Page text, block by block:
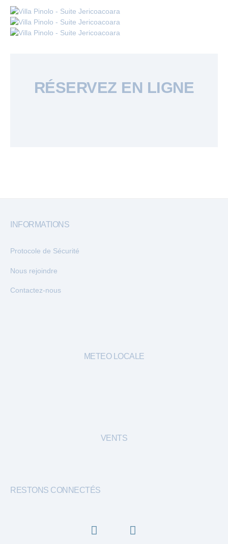
RÉSERVEZ EN LIGNE
INFORMATIONS
Protocole de Sécurité
Nous rejoindre
Contactez-nous
METEO LOCALE
VENTS
RESTONS CONNECTÉS